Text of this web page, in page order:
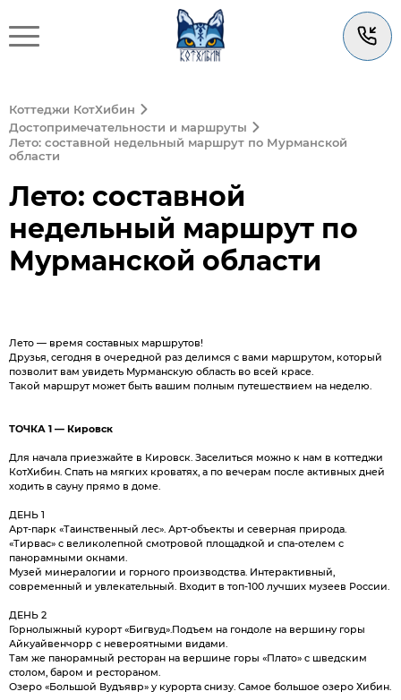
Коттеджи КотХибин
Достопримечательности и маршруты
Лето: составной недельный маршрут по Мурманской
области
Лето: составной
недельный маршрут по
Мурманской области
Лето — время составных маршрутов!
Друзья, сегодня в очередной раз делимся с вами маршрутом, который
позволит вам увидеть Мурманскую область во всей красе.
Такой маршрут может быть вашим полным путешествием на неделю.
ТОЧКА 1 — Кировск
Для начала приезжайте в Кировск. Заселиться можно к нам в коттеджи
КотХибин. Спать на мягких кроватях, а по вечерам после активных дней
ходить в сауну прямо в доме.
ДЕНЬ 1
Арт-парк «Таинственный лес». Арт-объекты и северная природа.
«Тирвас» с великолепной смотровой площадкой и спа-отелем с
панорамными окнами.
Музей минералогии и горного производства. Интерактивный,
современный и увлекательный. Входит в топ-100 лучших музеев России.
ДЕНЬ 2
Горнолыжный курорт «Бигвуд».Подъем на гондоле на вершину горы
Айкуайвенчорр с невероятными видами.
Там же панорамный ресторан на вершине горы «Плато» с шведским
столом, баром и рестораном.
Озеро «Большой Вудъявр» у курорта снизу. Самое большое озеро Хибин.